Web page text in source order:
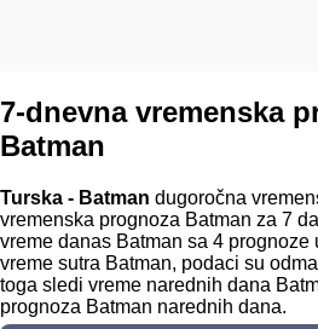
7-dnevna vremenska
Batman
Turska - Batman dugoročna
vremenska prognoza Batman za 7
vreme danas Batman sa 4 prognoze
vreme sutra Batman, podaci su
toga sledi vreme narednih dana
prognoza Batman narednih dana.